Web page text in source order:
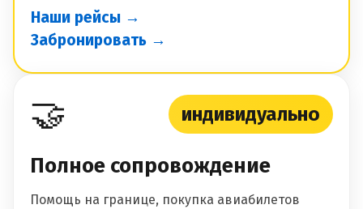
Наши рейсы →
Забронировать →
🤝 индивидуально
Полное сопровождение
Помощь на границе, покупка авиабилетов